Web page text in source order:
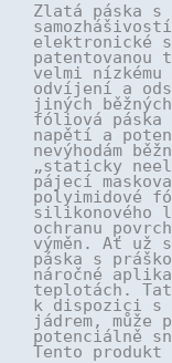
Zlatá páska s
elektronické
velmi
odvíjení a
jiných
fóliová páska
napětí a
nevýhodám
„staticky
pájecí
polyimidové
silikonového
ochranu
výměn. Ať už
páska s
náročné
teplotách.
k dispozici s
jádrem,
potenciálně
Tento produkt